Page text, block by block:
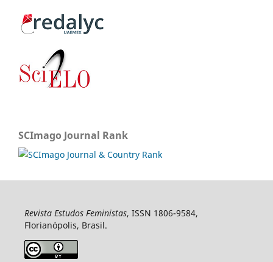
SCImago Journal Rank
Revista Estudos Feministas, ISSN 1806-9584,
Florianópolis, Brasil.